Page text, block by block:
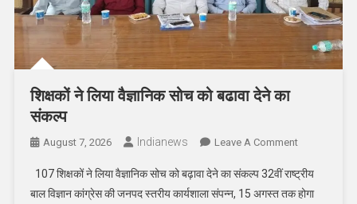
शिक्षकों ने लिया वैज्ञानिक सोच को बढावा देने का
संकल्प
August 7, 2026 Indianews Leave A CommentOn
ने
लिया
107 शिक्षकों ने लिया वैज्ञानिक सोच को बढ़ावा देने का संकल्प 32वीं राष्ट्रीय
बाल विज्ञान कांग्रेस की जनपद स्तरीय कार्यशाला संपन्न, 15 अगस्त तक होगा